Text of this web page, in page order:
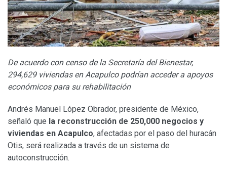
De acuerdo con censo de la Secretaría del Bienestar,
294,629 viviendas en Acapulco podrían acceder a apoyos
económicos para su rehabilitación
Andrés Manuel López Obrador, presidente de México,
señaló que la reconstrucción de 250,000 negocios y
viviendas en Acapulco, afectadas por el paso del huracán
Otis, será realizada a través de un sistema de
autoconstrucción.